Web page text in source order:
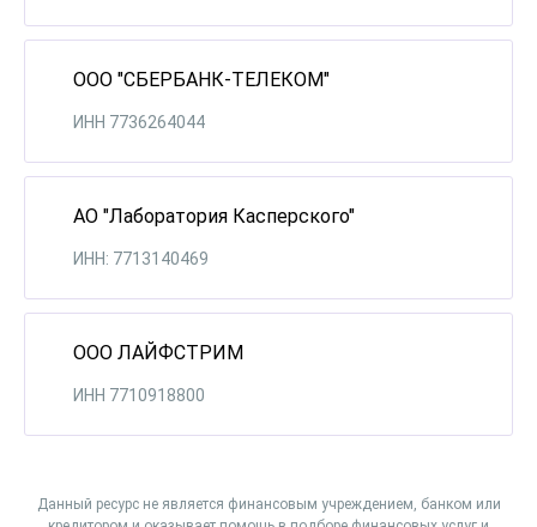
ООО "СБЕРБАНК-ТЕЛЕКОМ"
ИНН 7736264044
АО "Лаборатория Касперского"
ИНН: 7713140469
ООО ЛАЙФСТРИМ
ИНН 7710918800
Данный ресурс не является финансовым учреждением, банком или